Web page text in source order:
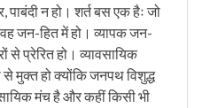
पाबंदी न हो। शर्त बस एक हैः जो
जन-हित में हो। व्यापक जन-
से प्रेरित हो। व्यावसायिक
मुक्त हो क्योंकि जनपथ विशुद्ध
मंच है और कहीं किसी भी